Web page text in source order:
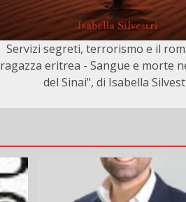
Servizi segreti, terrorismo e il
ragazza eritrea - Sangue e morte
del Sinai", di Isabella